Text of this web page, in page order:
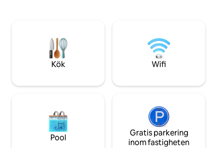
och grupper som vill njuta av dagar av
vila på en av de mest eftertraktade
platserna vid vattnet.
stora bilar.
gästernas
Kök Wifi
Pool
Gratis parkering
inom fastigheten